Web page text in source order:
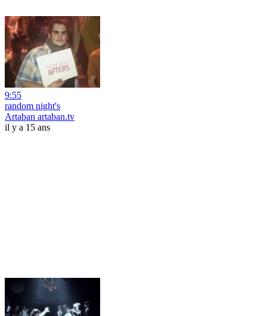
9:55
random night's
Artaban artaban.tv
il y a 15 ans